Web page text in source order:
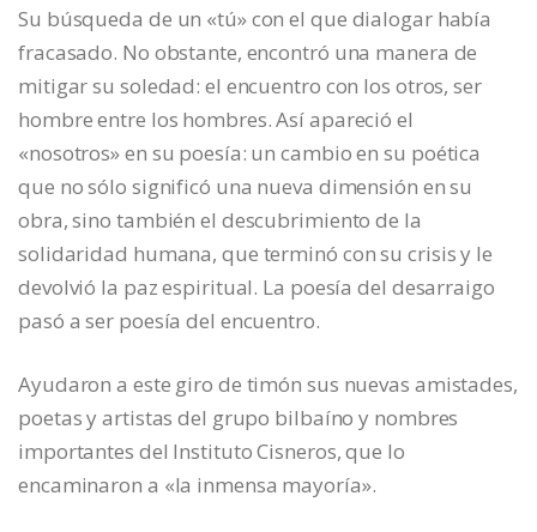
Su búsqueda de un «tú» con el que dialogar había
fracasado. No obstante, encontró una manera de
mitigar su soledad: el encuentro con los otros, ser
hombre entre los hombres. Así apareció el
«nosotros» en su poesía: un cambio en su poética
que no sólo significó una nueva dimensión en su
obra, sino también el descubrimiento de la
solidaridad humana, que terminó con su crisis y le
devolvió la paz espiritual. La poesía del desarraigo
pasó a ser poesía del encuentro.
Ayudaron a este giro de timón sus nuevas amistades,
poetas y artistas del grupo bilbaíno y nombres
importantes del Instituto Cisneros, que lo
encaminaron a «la inmensa mayoría».